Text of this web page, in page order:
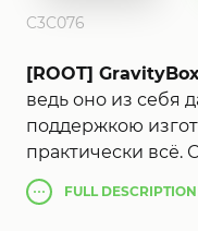
C3C076
[ROOT]
ведь оно из себя
поддержкою
практически всё.
програмки нужны
заполучить, я
FULLDESCRIPTION